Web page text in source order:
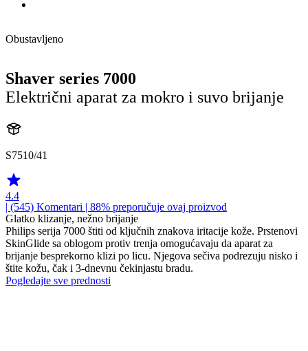
Obustavljeno
Shaver series 7000
Električni aparat za mokro i suvo brijanje
S7510/41
4.4
| (545) Komentari | 88% preporučuje ovaj proizvod
Glatko klizanje, nežno brijanje
Philips serija 7000 štiti od ključnih znakova iritacije kože. Prstenovi
SkinGlide sa oblogom protiv trenja omogućavaju da aparat za
brijanje besprekorno klizi po licu. Njegova sečiva podrezuju nisko i
štite kožu, čak i 3-dnevnu čekinjastu bradu.
Pogledajte sve prednosti